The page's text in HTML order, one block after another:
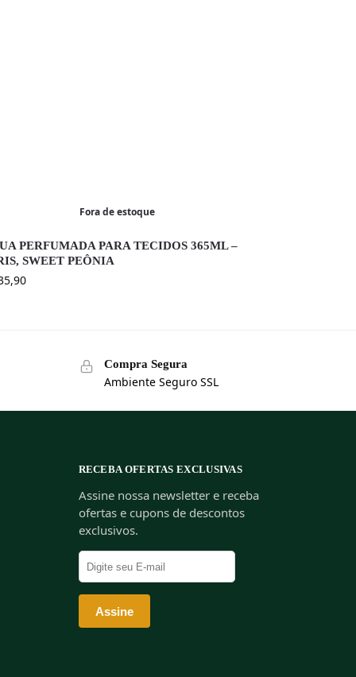
Fora de estoque
PERFUMADA PARA TECIDOS 365ML –
SWEET PEÔNIA
Compra Segura
Ambiente Seguro SSL
RECEBA OFERTAS EXCLUSIVAS
Assine nossa newsletter e receba
ofertas e cupons de descontos
exclusivos.